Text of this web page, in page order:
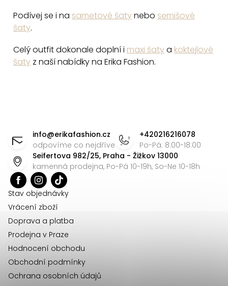
u
Podívej se i na sametové šatynebo semišové
šaty.
Celý outfit dokonale doplní i maxi šatya koktejlové
šaty z naší nabídky na Erika Fashion.
info@erikafashion.cz
odpovíme co nejdříve
+420216216078
Po-Pá: 8:00-18:00
Seifertova 982/25, Praha - Žižkov 13000
kamenná prodejna, Po-Pá 10-19h, So-Ne 10-18h
Stav objednávky
Vrácení zboží
Doprava a platba
Prodejna v Praze
Hodnocení obchodu
Obchodní podmínky
Ochrana osobních údajů